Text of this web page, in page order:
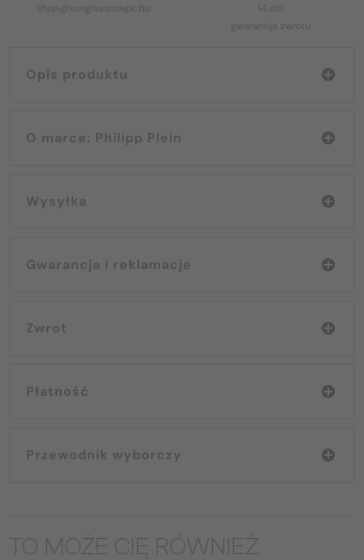
shop@sunglassmagic.hu
14 dni
gwarancja zwrotu
Opis produktu
O marce: Philipp Plein
Wysyłka
Gwarancja i reklamacje
Zwrot
Płatność
Przewodnik wyborczy
TO MOŻE CIĘ RÓWNIEŻ